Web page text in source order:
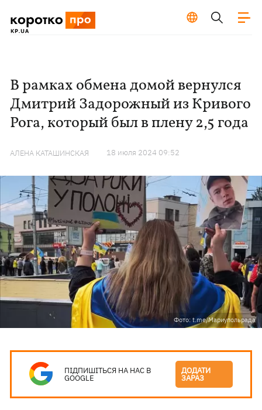
В рамках обмена домой вернулся
Дмитрий Задорожный из Кривого
Рога, который был в плену 2,5 года
АЛЕНА КАТАШИНСКАЯ 18 июля 2024 09:52
Фото: t.me/Мариупольрада
ПІДПИШІТЬСЯ НА НАС В
GOOGLE
ДОДАТИ
ЗАРАЗ